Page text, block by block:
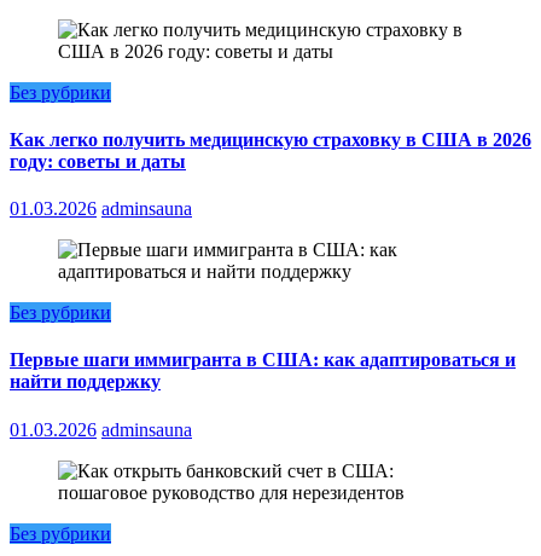
Без рубрики
Как легко получить медицинскую страховку в США в 2026
году: советы и даты
01.03.2026 adminsauna
Без рубрики
Первые шаги иммигранта в США: как адаптироваться и
найти поддержку
01.03.2026 adminsauna
Без рубрики